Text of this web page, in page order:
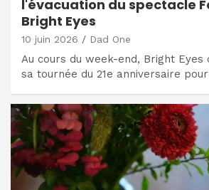
l'évacuation du spectacle
Bright Eyes
10 juin 2026 Dad One
Au cours du week-end, Bright Eyes
sa tournée du 21e anniversaire